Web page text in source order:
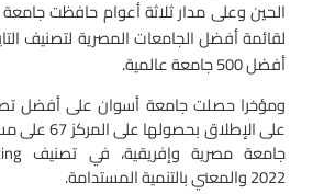
الحين وعلى مدار ثلاثة أعوام حافظت
لقائمة أفضل الجامعات المصرية لتصنيف
أفضل 500 جامعة عالمية.
ومؤخرا حصلت جامعة أسوان على أفضل
على الإطلاق
جامعة مصرية وإفريقية، في تصنيف
2022والمعني بالتنمية المستدامة.